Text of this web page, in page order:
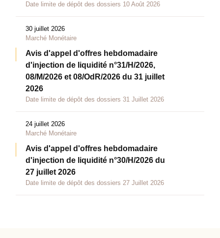
Date limite de dépôt des dossiers 10 Août 2026
30 juillet 2026
Marché Monétaire
Avis d'appel d'offres hebdomadaire
d'injection de liquidité n°31/H/2026,
08/M/2026 et 08/OdR/2026 du 31 juillet
2026
Date limite de dépôt des dossiers 31 Juillet 2026
24 juillet 2026
Marché Monétaire
Avis d'appel d'offres hebdomadaire
d'injection de liquidité n°30/H/2026 du
27 juillet 2026
Date limite de dépôt des dossiers 27 Juillet 2026